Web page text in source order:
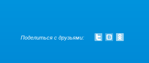
Поделиться с друзьями: